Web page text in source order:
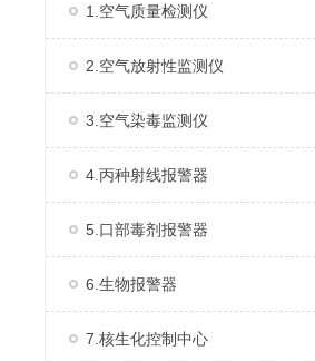
1.空气质量检测仪
2.空气放射性监测仪
3.空气染毒监测仪
4.丙种射线报警器
5.口部毒剂报警器
6.生物报警器
7.核生化控制中心